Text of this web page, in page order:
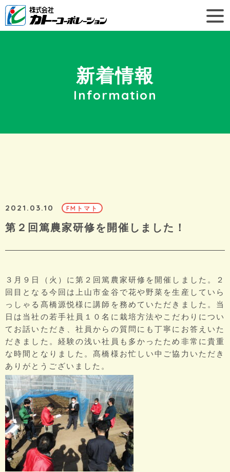
新着情報
Information
2021.03.10 FMトマト
第２回篤農家研修を開催しました！
３月９日（火）に第２回篤農家研修を開催しました。２
回目となる今回は上山市金谷で花や野菜を生産していら
っしゃる髙橋源悦様に講師を務めていただきました。当
日は当社の若手社員１０名に栽培方法やこだわりについ
てお話いただき、社員からの質問にも丁寧にお答えいた
だきました。経験の浅い社員も多かったため非常に貴重
な時間となりました。髙橋様お忙しい中ご協力いただき
ありがとうございました。